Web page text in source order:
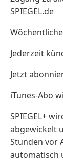
SPIEGEL.de
Wöchentliche
Jederzeit
Jetzt
iTunes-Abo
SPIEGEL+
abgewickelt
Stunden vor
automatisch